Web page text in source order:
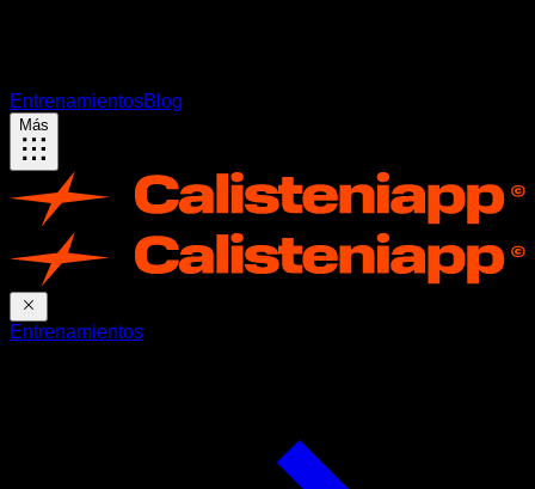
EntrenamientosBlog
Más
Entrenamientos